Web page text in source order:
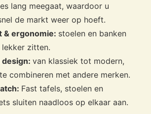
lang meegaat, waardoor u
de markt weer op hoeft.
& ergonomie: stoelen en banken
zitten.
van klassiek tot modern,
combineren met andere merken.
Fast tafels, stoelen en
sluiten naadloos op elkaar aan.